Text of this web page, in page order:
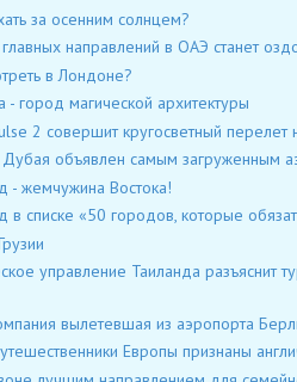
за осенним солнцем?
направлений в ОАЭ станет
в Лондоне?
- город магической архитектуры
2 совершит кругосветный перелет
объявлен самым загруженным
- жемчужина Востока!
в списке «50 городов, которые
управление Таиланда разъяснит
вылетевшая из аэропорта
Европы признаны